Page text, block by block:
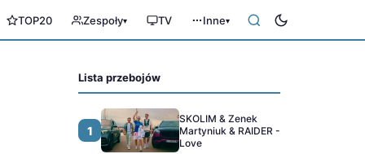
TOP20 Zespoły▾ TV Inne▾
Lista przebojów
1
SKOLIM & Zenek
Martyniuk & RAIDER -
Love